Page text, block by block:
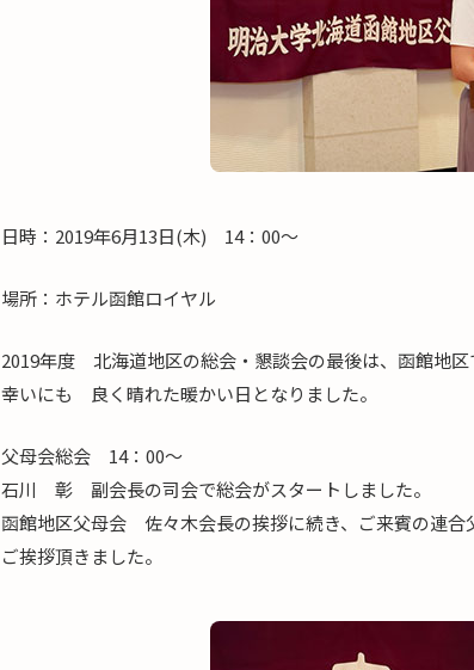
日時：2019年6月13日(木) 14：00～
場所：ホテル函館ロイヤル
2019年度 北海道地区の総会・懇談会の最後は、函館地区
幸いにも 良く晴れた暖かい日となりました。
父母会総会 14：00～
石川 彰 副会長の司会で総会がスタートしました。
函館地区父母会 佐々木会長の挨拶に続き、ご来賓の連
ご挨拶頂きました。